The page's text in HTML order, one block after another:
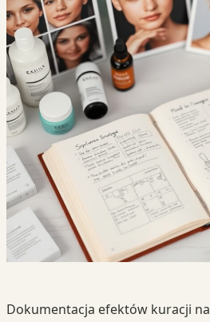
Dokumentacja efektów kuracji na